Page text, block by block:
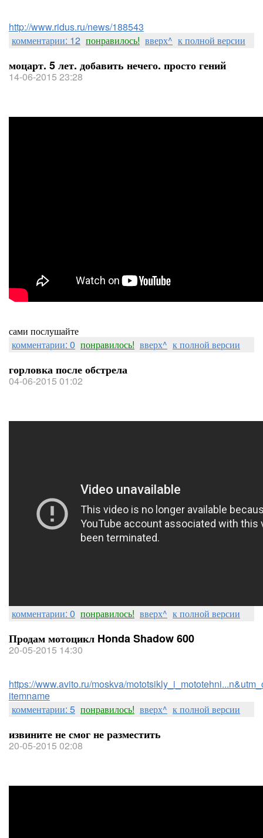
http://www.ridus.ru/news/188543
комментарии: 12 понравилось! вверх^ к полной версии
моцарт. 5 лет. добавить нечего. просто гений
14-06-2015 23:28
сами послушайте
комментарии: 0 понравилось! вверх^ к полной версии
горловка после обстрела
04-06-2015 01:02
комментарии: 0 понравилось! вверх^ к полной версии
Продам мотоцикл Honda Shadow 600
20-05-2015 14:30
https://www.avito.ru/moskva/
itemname
комментарии: 5 понравилось! вверх^ к полной версии
извините не смог не разместить
20-05-2015 02:08